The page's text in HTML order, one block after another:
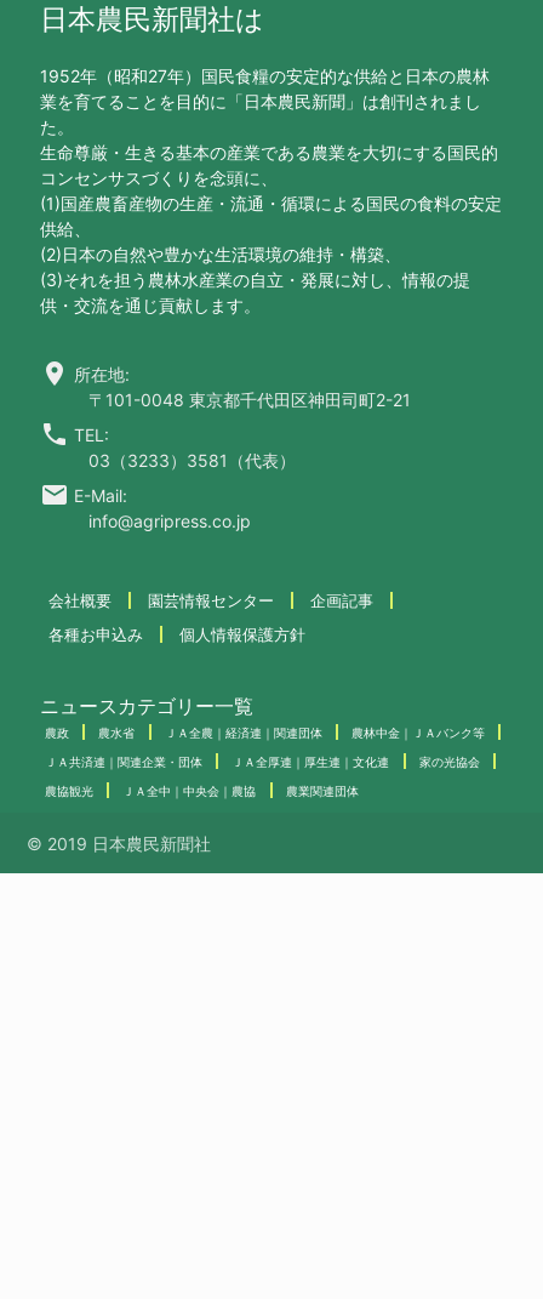
日本農民新聞社は
1952年（昭和27年）国民食糧の安定的な供給と日本の農林
業を育てることを目的に「日本農民新聞」は創刊されまし
た。
生命尊厳・生きる基本の産業である農業を大切にする国民的
コンセンサスづくりを念頭に、
(1)国産農畜産物の生産・流通・循環による国民の食料の安定
供給、
(2)日本の自然や豊かな生活環境の維持・構築、
(3)それを担う農林水産業の自立・発展に対し、情報の提
供・交流を通じ貢献します。
location_on 所在地:
〒101-0048 東京都千代田区神田司町2-21
call TEL:
03（3233）3581（代表）
email E-Mail:
info@agripress.co.jp
会社概要 園芸情報センター
企画記事
各種お申込み
個人情報保護方針
ニュースカテゴリー一覧
農政 農水省 ＪＡ全農｜経済連｜関連団体 農林中金｜ＪＡバンク等
ＪＡ共済連｜関連企業・団体 ＪＡ全厚連｜厚生連｜文化連 家の光協会
農協観光 ＪＡ全中｜中央会｜農協 農業関連団体
© 2019 日本農民新聞社